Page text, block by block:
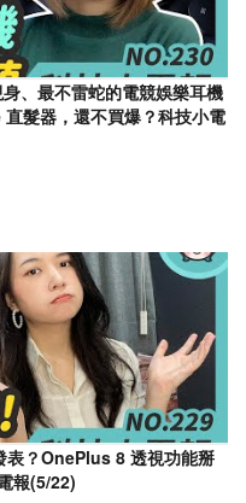
、最不雷蛇的電競娛樂耳機
髮器，還不買爆？科技小電
？OnePlus 8 透視功能掰
報(5/22)